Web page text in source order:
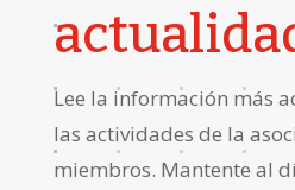
Lee la información más
las actividades de la
miembros. Mantente al